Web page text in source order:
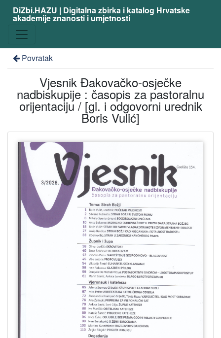
DiZbi.HAZU | Digitalna zbirka i katalog Hrvatske
akademije znanosti i umjetnosti
Povratak
Vjesnik Đakovačko-osječke
nadbiskupije : časopis za pastoralnu
orijentaciju / [gl. i odgovorni urednik
Boris Vulić]